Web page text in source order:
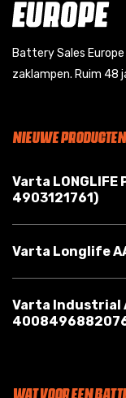
Battery Sales
zaklampen. Ruim 48
NIEUWE PRODUCTEN
Varta LONGLIFE
4903121761)
Varta Longlife
Varta Industrial
WAT VOOR EEN